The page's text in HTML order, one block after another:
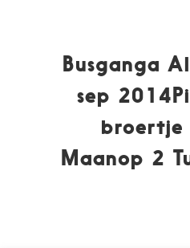
Busganga
sep
broertje
Maanop 2